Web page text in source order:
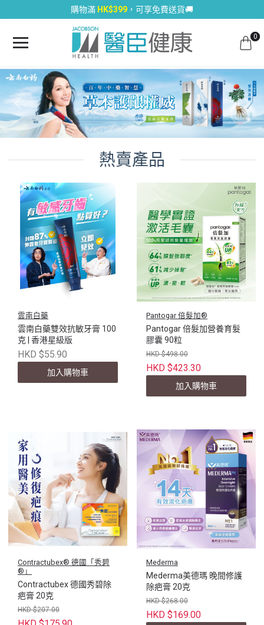
購物滿 HK$399 ，可享免費送貨🚚
0
熱賣產品
雲南白藥
雲南白藥雙效抗敏牙膏 100
克 | 香港星級版
HKD $55.90
加入購物車
Pantogar 倍髮加®
Pantogar 倍髮加營養育髮
膠囊 90粒
HKD $498.00
HKD $423.30
加入購物車
Contractubex® 德國「秀碧
®」
Contractubex 德國秀碧除
疤膏 20克
HKD $207.00
Mederma
Mederma美德瑪 晚間修護
除疤膏 20克
HKD $268.00
HKD $169.00